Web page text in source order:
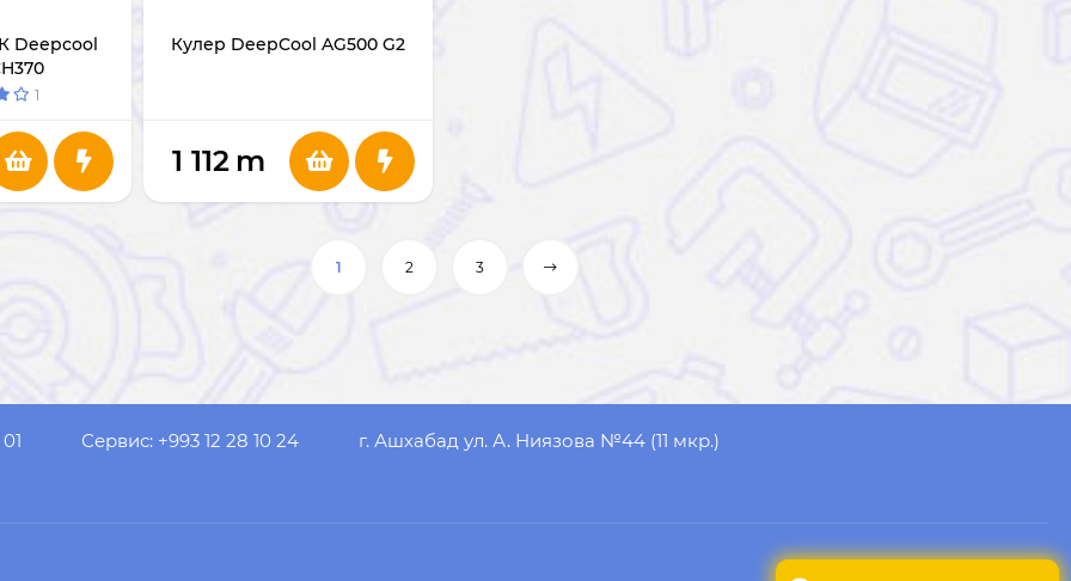
Deepcool
1
Кулер DeepCool AG500 G2
1 112 m
1 2 3
Сервис: +993 12 28 10 24 г. Ашхабад ул. А. Ниязова №44 (11 мкр.)